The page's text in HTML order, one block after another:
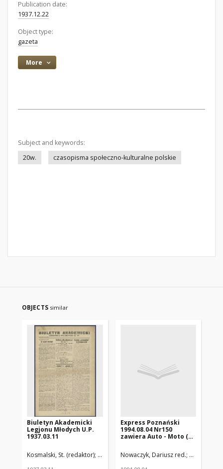
Publication date:
1937.12.22
Object type:
gazeta
More
Subject and keywords:
20w.
czasopisma społeczno-kulturalne polskie
OBJECTS similar
Biuletyn Akademicki
Legjonu Młodych U.P.
1937.03.11
Kosmalski, St. (redaktor) Oddział Uniwersytetu Poznańskiego
Express Poznański
1994.08.04 Nr150
zawiera Auto - Moto (nr
Nowaczyk, Dariusz red. Kisielewski,